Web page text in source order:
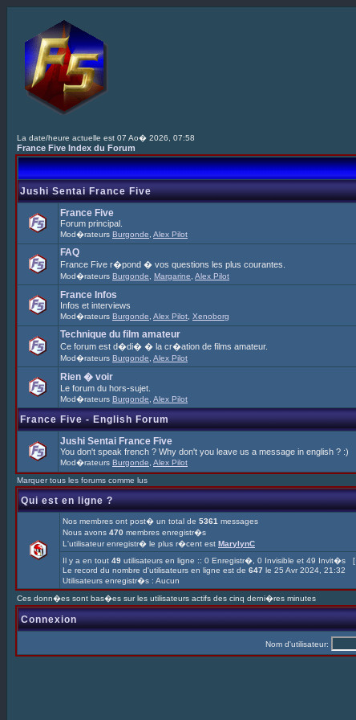
La date/heure actuelle est 07 Ao� 2026, 07:58
France Five Index du Forum
Jushi Sentai France Five
France Five
Forum principal.
Mod�rateurs Burgonde Alex Pilot
FAQ
France Five r�pond � vos questions les plus courantes.
Mod�rateurs Burgonde Margarine Alex Pilot
France Infos
Infos et interviews
Mod�rateurs Burgonde Alex Pilot Xenoborg
Technique du film amateur
Ce forum est d�di� � la cr�ation de films amateur.
Mod�rateurs Burgonde Alex Pilot
Rien � voir
Le forum du hors-sujet.
Mod�rateurs Burgonde Alex Pilot
France Five - English Forum
Jushi Sentai France Five
You don't speak french ? Why don't you leave us a message in english ? :)
Mod�rateurs Burgonde Alex Pilot
Marquer tous les forums comme lus
Qui est en ligne ?
Nos membres ont post� un total de 5361 messages
Nous avons 470 membres enregistr�s
L'utilisateur enregistr� le plus r�cent est MarylynC
Il y a en tout 49 utilisateurs en ligne :: 0 Enregistr�, 0 Invisible et 49 Invit�s [
Le record du nombre d'utilisateurs en ligne est de 647 le 25 Avr 2024, 21:32
Utilisateurs enregistr�s : Aucun
Ces donn�es sont bas�es sur les utilisateurs actifs des cinq derni�res minutes
Connexion
Nom d'utilisateur: